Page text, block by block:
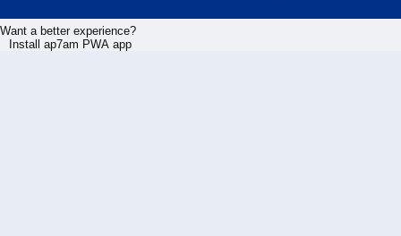
Want a better experience?
Install ap7am PWA app